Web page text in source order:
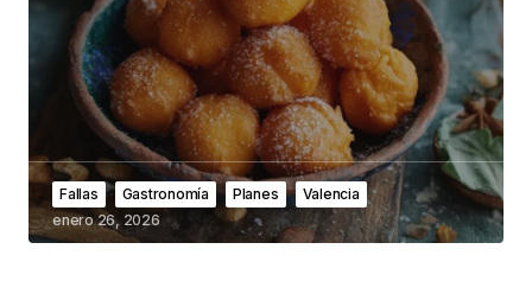
Fallas Gastronomía Planes
Valencia
enero 26, 2026